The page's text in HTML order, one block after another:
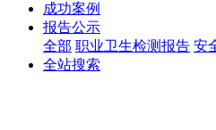
成功案例
报告公示
全部 职业卫生检测报告 安
全站搜索